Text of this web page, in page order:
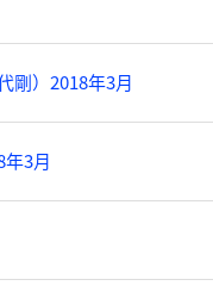
）2018年3月
3月